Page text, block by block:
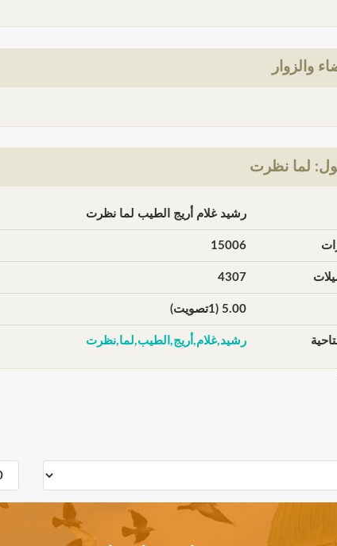
والزوار
لما نظرت
رشيد غلام أريج الطيب لما نظرت
15006
4307
5.00 (1تصويت)
رشيد,غلام,أريج,الطيب,لما,نظرت